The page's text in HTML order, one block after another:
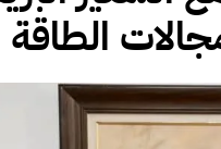
الطاقة